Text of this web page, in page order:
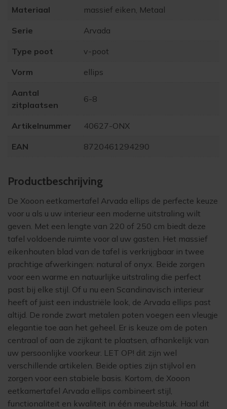
Materiaal massief eiken, Metaal
Serie Arvada
Type poot v-poot
Vorm ellips
Aantal
zitplaatsen
6-8
Artikelnummer 40627-ONX
EAN 8720461294290
Product­beschrijving
De Xooon eetkamertafel Arvada ellips de perfecte keuze
voor u als u uw interieur een moderne uitstraling wilt
geven. Met een lengte van 220 of 250 cm biedt deze
tafel voldoende ruimte voor al uw gasten. Het massief
eikenhouten blad van de tafel is verkrijgbaar in twee
prachtige afwerkingen: natural of onyx. Beide zorgen
voor een warme en natuurlijke uitstraling die perfect
past bij elke stijl. Of u nu een Scandinavisch interieur
heeft of juist een industriële look, de Arvada ellips past
altijd. De ronde zwart metalen poten voegen een vleugje
elegantie toe aan het geheel. Er is keuze om de poten
centraal of aan de zijkant te plaatsen, afhankelijk van
uw persoonlijke voorkeur. LET OP! dit zijn wel
verschillende artikelen. Beide opties zijn stijlvol en
zorgen voor een stabiele basis. Kortom, de Xooon
eetkamertafel Arvada ellips combineert stijl,
functionaliteit en kwaliteit in één meubelstuk. Haal dit